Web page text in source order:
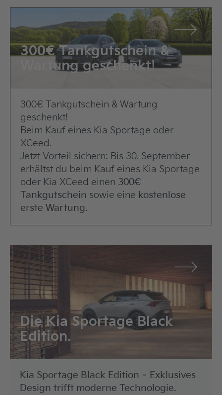
300€ Tankgutschein &
Wartung geschenkt!
300€ Tankgutschein & Wartung
geschenkt!
Beim Kauf eines Kia Sportage oder
XCeed.
Jetzt Vorteil sichern: Bis 30. September
erhältst du beim Kauf eines Kia Sportage
oder Kia XCeed einen 300
Tankgutschein sowie eine kostenlose
erste Wartung.
Die Kia Sportage Black
Edition.
Kia Sportage Black Edition – Exklusives
Design trifft moderne Technologie.